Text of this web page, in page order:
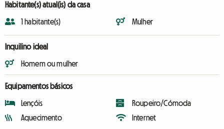
Habitante(s) atual(is) da casa
1 habitante(s) Mulher
Inquilino ideal
Homem ou mulher
Equipamentos básicos
Lençóis
Aquecimento
Roupeiro/Cómoda
Internet